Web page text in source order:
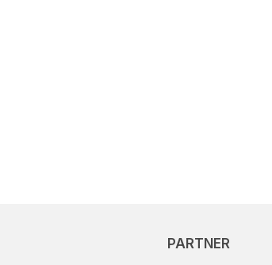
PARTNER